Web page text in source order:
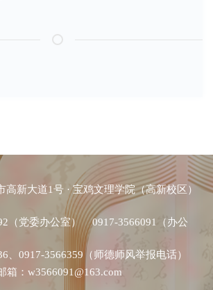
高新大道1号 · 宝鸡文理学院（高新校区）
（党委办公室） 0917-3566091（办公
、0917-3566359（师德师风举报电话）
：w3566091@163.com